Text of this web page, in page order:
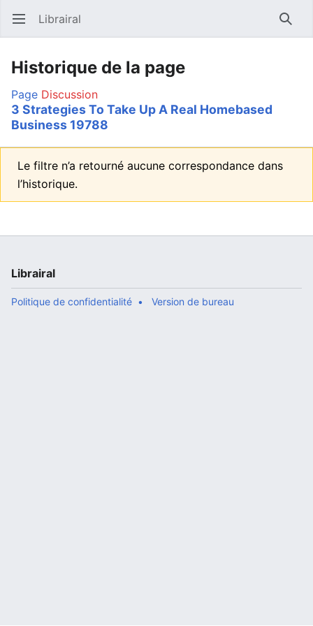
Ouvrir le menu principal Librairal
Historique de la page
Page Discussion
3 Strategies To Take Up A Real Homebased
Business 19788
Le filtre n’a retourné aucune correspondance dans
l’historique.
Librairal
Politique de confidentialité Version de bureau